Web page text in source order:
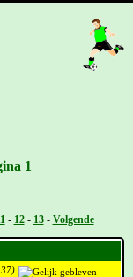
1
- 12- 13- Volgende